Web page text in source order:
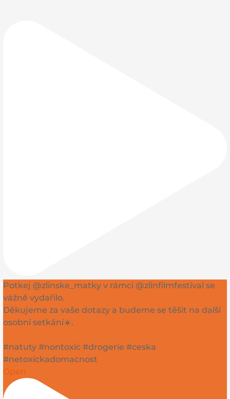
Potkej @zlinske_matky v rámci @zlinfilmfestival se
vážně vydařilo.
Děkujeme za vaše dotazy a budeme se těšit na další
osobní setkání☀️.
#natuty #nontoxic #drogerie #ceska
#netoxickadomacnost
Open